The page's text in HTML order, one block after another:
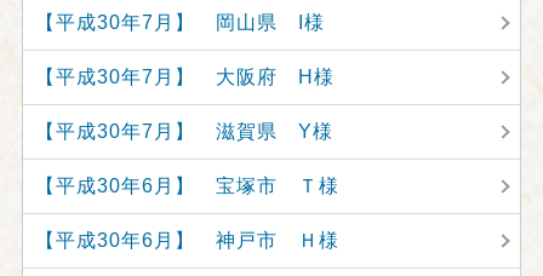
【平成30年7月】 岡山県 I様
【平成30年7月】 大阪府 H様
【平成30年7月】 滋賀県 Y様
【平成30年6月】 宝塚市 Ｔ様
【平成30年6月】 神戸市 Ｈ様